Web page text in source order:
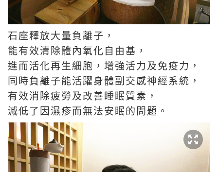
石座釋放大量負離子，
能有效清除體內氧化自由基，
進而活化再生細胞，增強活力及免疫力，
同時負離子能活躍身體副交感神經系統，
有效消除疲勞及改善睡眠質素，
減低了因濕疹而無法安眠的問題。